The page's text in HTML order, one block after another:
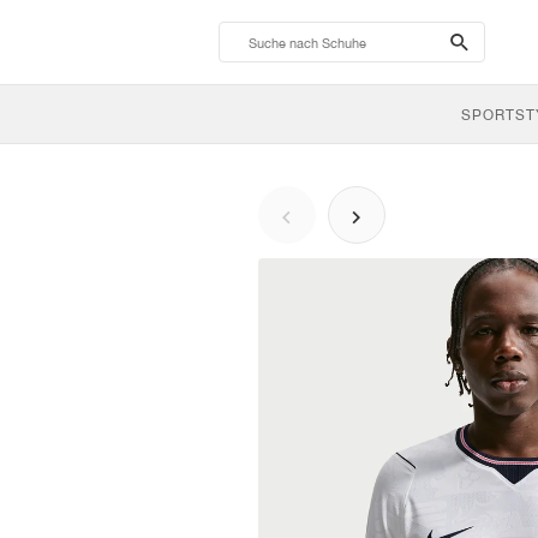
search-
btn